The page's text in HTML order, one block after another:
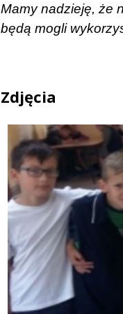
Mamy nadzieję, że
będą mogli
Zdjęcia